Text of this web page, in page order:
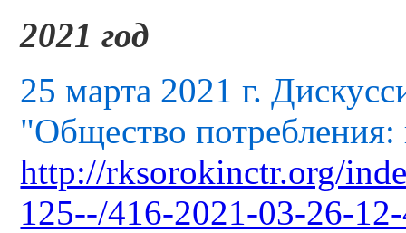
2021 год
25 марта 2021 г.
"Общество потребления:
http://rksorokinctr.org/
125--/416-2021-03-26-